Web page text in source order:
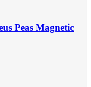
Peas Magnetic